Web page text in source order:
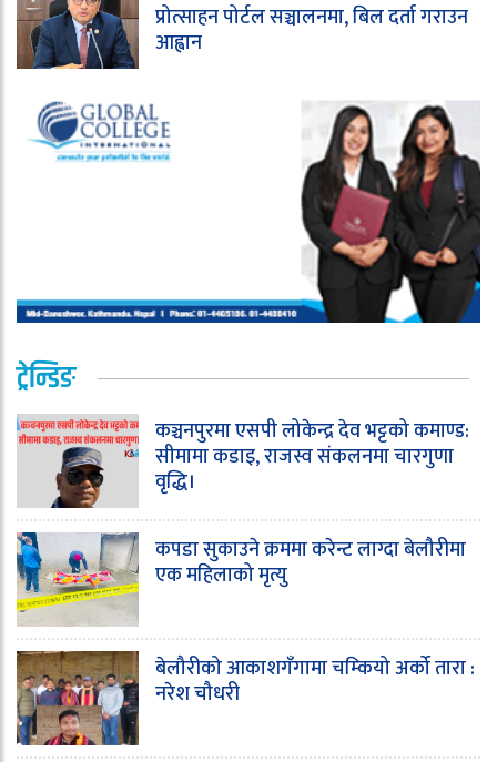
प्रोत्साहन पोर्टल सञ्चालनमा, बिल दर्ता गराउन
आह्वान
ट्रेन्डिङ
कञ्चनपुरमा एसपी लोकेन्द्र देव भट्टको कमाण्ड:
सीमामा कडाइ, राजस्व संकलनमा चारगुणा
वृद्धि।
कपडा सुकाउने क्रममा करेन्ट लाग्दा बेलौरीमा
एक महिलाको मृत्यु
बेलौरीको आकाशगँगामा चम्कियो अर्को तारा :
नरेश चौधरी